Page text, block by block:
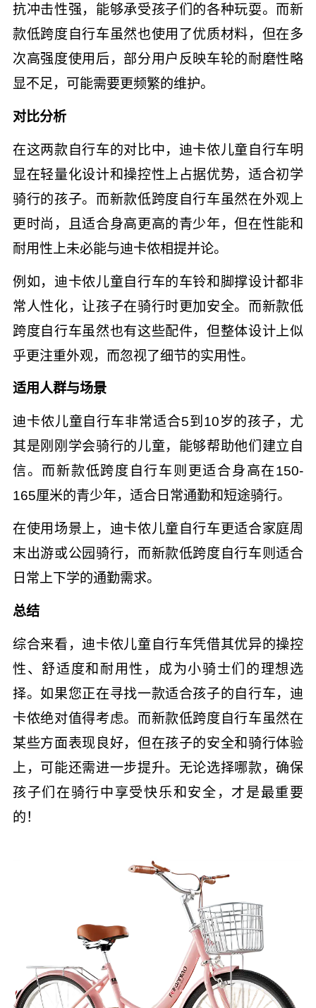
抗冲击性强，能够承受孩子们的各种玩耍。而新
款低跨度自行车虽然也使用了优质材料，但在多
次高强度使用后，部分用户反映车轮的耐磨性略
显不足，可能需要更频繁的维护。
对比分析
在这两款自行车的对比中，迪卡侬儿童自行车明
显在轻量化设计和操控性上占据优势，适合初学
骑行的孩子。而新款低跨度自行车虽然在外观上
更时尚，且适合身高更高的青少年，但在性能和
耐用性上未必能与迪卡侬相提并论。
例如，迪卡侬儿童自行车的车铃和脚撑设计都非
常人性化，让孩子在骑行时更加安全。而新款低
跨度自行车虽然也有这些配件，但整体设计上似
乎更注重外观，而忽视了细节的实用性。
适用人群与场景
迪卡侬儿童自行车非常适合5到10岁的孩子，尤
其是刚刚学会骑行的儿童，能够帮助他们建立自
信。而新款低跨度自行车则更适合身高在150-
165厘米的青少年，适合日常通勤和短途骑行。
在使用场景上，迪卡侬儿童自行车更适合家庭周
末出游或公园骑行，而新款低跨度自行车则适合
日常上下学的通勤需求。
总结
综合来看，迪卡侬儿童自行车凭借其优异的操控
性、舒适度和耐用性，成为小骑士们的理想选
择。如果您正在寻找一款适合孩子的自行车，迪
卡侬绝对值得考虑。而新款低跨度自行车虽然在
某些方面表现良好，但在孩子的安全和骑行体验
上，可能还需进一步提升。无论选择哪款，确保
孩子们在骑行中享受快乐和安全，才是最重要
的！